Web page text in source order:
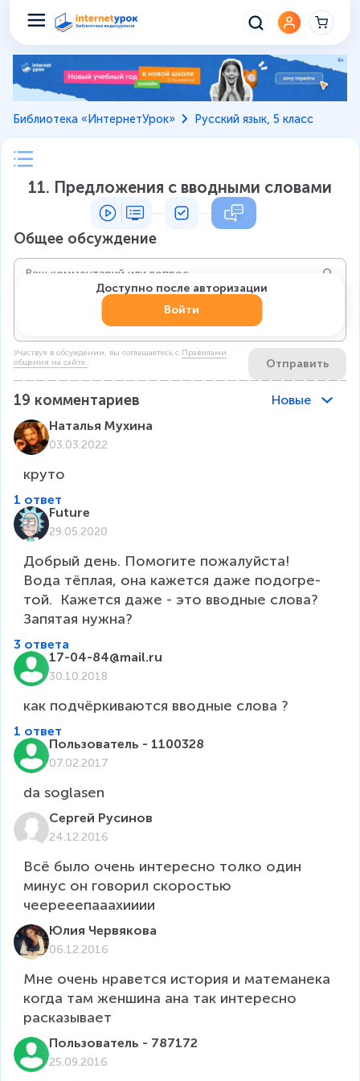
Библиотека «ИнтернетУрок» Русский язык, 5 класс
11. Предложения с вводными словами
Общее обсуждение
Участвуя в обсуждении, вы соглашаетесь c Правилами
общения на сайте.
Отправить
Доступно после авторизации
Войти
19 комментариев
Новые
Наталья Мухина
03.03.2022
круто
1 ответ
Future
29.05.2020
Добрый день. Помогите пожалуйста!
Вода тёплая, она ка­жет­ся даже по­до­гре­
той.  Кажется даже - это вводные слова?
Запятая нужна?
3 ответа
17-04-84@mail.ru
30.10.2018
как подчёркиваются вводные слова ?
1 ответ
Пользователь - 1100328
07.02.2017
da soglasen
Сергей Русинов
24.12.2016
Вcё было очень интересно толко один
минус он говорил скоростью
чеерееепааахииии
Юлия Червякова
06.12.2016
Мне очень нравется история и матеманека
когда там женшина ана так интересно
расказывает
Пользователь - 787172
25.09.2016